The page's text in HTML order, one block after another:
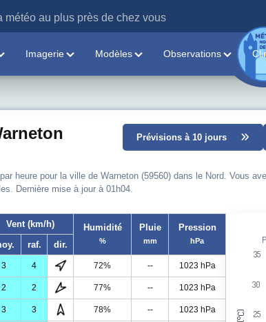
météo au plus près de chez vous
Imagerie Modèles Observations
Prévisions à 10 jours
heure pour la ville de Warneton (59560) dans le Nord. Vous
Dernière mise à jour à 01h04.
Vent (km/h) Humidité
%
Pluie
mm
Pression
hPa
raf. dir.
3 4 72% -- 1023 hPa
2 2 77% -- 1023 hPa
3 3 78% -- 1023 hPa
Line
View
The
The
25
30
35